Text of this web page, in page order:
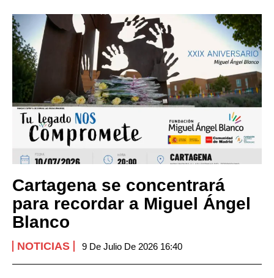
Cartagena se concentrará
para recordar a Miguel Ángel
Blanco
NOTICIAS 9 De Julio De 2026 16:40